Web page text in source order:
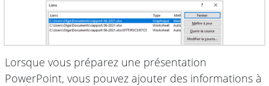
Lorsque vous préparez une présentation
PowerPoint, vous pouvez ajouter des informations à